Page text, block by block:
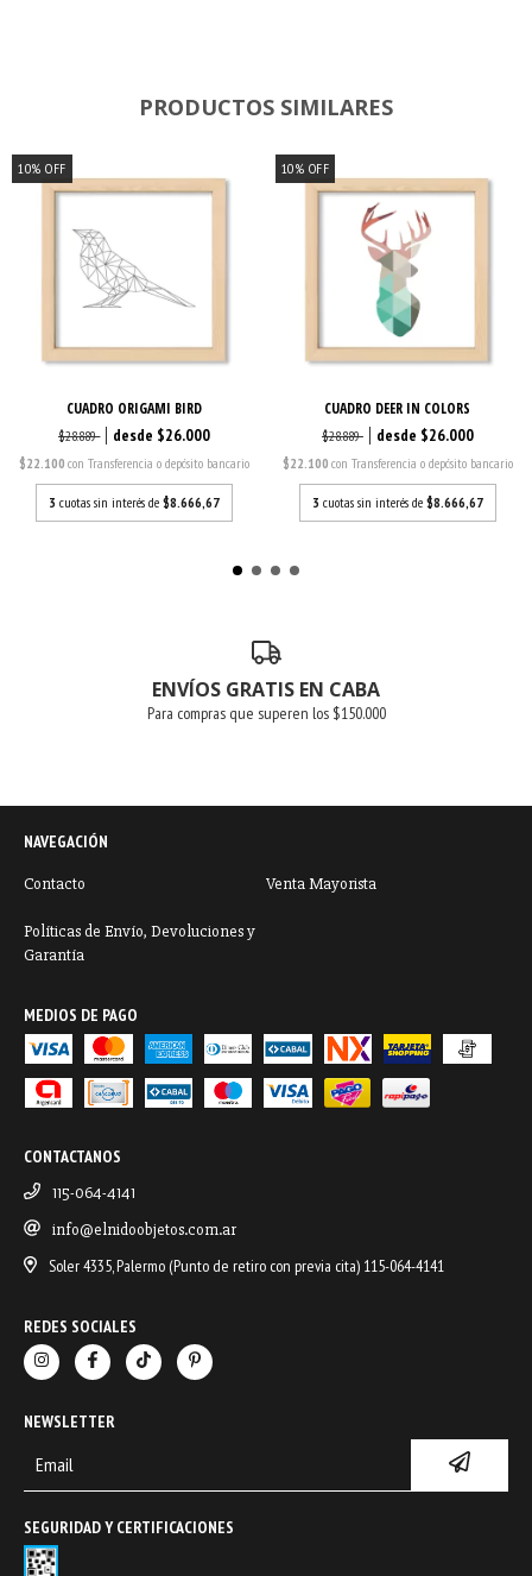
PRODUCTOS SIMILARES
10% OFF
CUADRO ORIGAMI BIRD
$28.889 $26.000
$22.100con Transferencia o depósito bancario
3 cuotas sin interés de$8.666,67
10% OFF
CUADRO DEER IN COLORS
$28.889 $26.000
$22.100 con Transferencia o depósito bancario
3 cuotas sin interés de $8.666,67
ENVÍOS GRATIS EN CABA
Para compras que superen los $150.000
NAVEGACIÓN
Contacto Venta Mayorista
Políticas de Envío, Devoluciones y
Garantía
MEDIOS DE PAGO
CONTACTANOS
115-064-4141
info@elnidoobjetos.com.ar
Soler 4335, Palermo (Punto de retiro con previa cita) 115-064-4141
REDES SOCIALES
NEWSLETTER
SEGURIDAD Y CERTIFICACIONES